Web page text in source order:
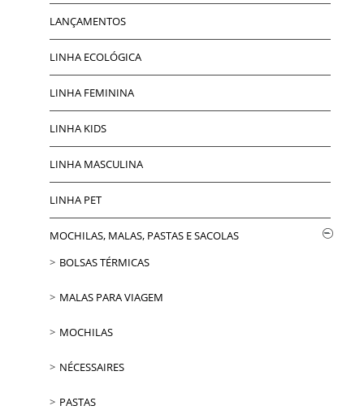
LANÇAMENTOS
LINHA ECOLÓGICA
LINHA FEMININA
LINHA KIDS
LINHA MASCULINA
LINHA PET
MOCHILAS, MALAS, PASTAS E SACOLAS
BOLSAS TÉRMICAS
MALAS PARA VIAGEM
MOCHILAS
NÉCESSAIRES
PASTAS